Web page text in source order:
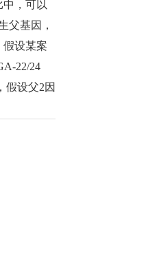
，可以
父基因，
假设某案
22/24
假设父2因